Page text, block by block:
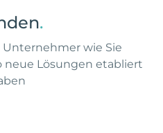
.
wie Sie
Lösungen etabliert